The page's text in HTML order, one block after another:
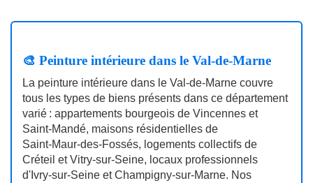
🎨 Peinture intérieure dans le Val-de-Marne
La peinture intérieure dans le Val‑de‑Marne couvre
tous les types de biens présents dans ce département
varié : appartements bourgeois de Vincennes et
Saint‑Mandé, maisons résidentielles de
Saint‑Maur‑des‑Fossés, logements collectifs de
Créteil et Vitry‑sur‑Seine, locaux professionnels
d'Ivry‑sur‑Seine et Champigny‑sur‑Marne. Nos